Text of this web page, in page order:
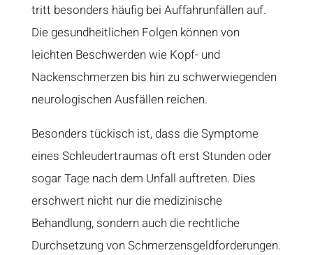
tritt besonders häufig bei Auffahrunfällen auf.
Die gesundheitlichen Folgen können von
leichten Beschwerden wie Kopf- und
Nackenschmerzen bis hin zu schwerwiegenden
neurologischen Ausfällen reichen.
Besonders tückisch ist, dass die Symptome
eines Schleudertraumas oft erst Stunden oder
sogar Tage nach dem Unfall auftreten. Dies
erschwert nicht nur die medizinische
Behandlung, sondern auch die rechtliche
Durchsetzung von Schmerzensgeldforderungen.